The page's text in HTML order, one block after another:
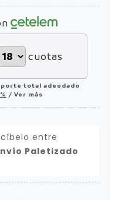
cuotas
total adeudado
/ Ver más
entre
Paletizado